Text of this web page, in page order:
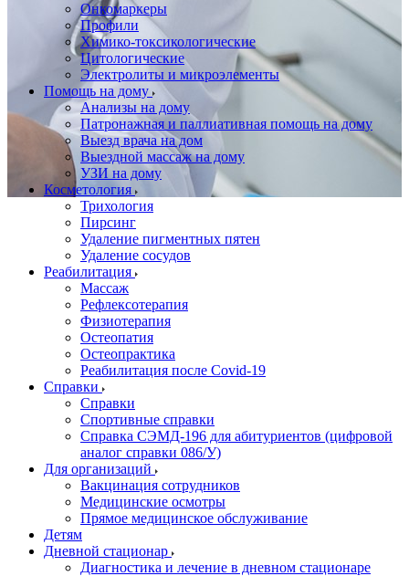
Онкомаркеры
Профили
Химико-токсикологические
Цитологические
Электролиты и микроэлементы
Помощь на дому
Анализы на дому
Патронажная и паллиативная помощь на дому
Выезд врача на дом
Выездной массаж на дому
УЗИ на дому
Косметология
Трихология
Пирсинг
Удаление пигментных пятен
Удаление сосудов
Реабилитация
Массаж
Рефлексотерапия
Физиотерапия
Остеопатия
Остеопрактика
Реабилитация после Covid-19
Справки
Справки
Спортивные справки
Справка СЭМД‑196 для абитуриентов (цифровой
аналог справки 086/У)
Для организаций
Вакцинация сотрудников
Медицинские осмотры
Прямое медицинское обслуживание
Детям
Дневной стационар
Диагностика и лечение в дневном стационаре